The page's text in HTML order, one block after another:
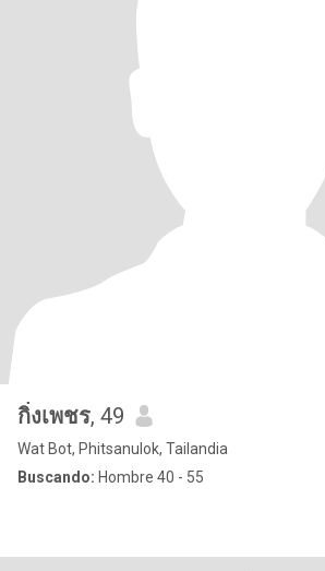
กิ่งเพชร, 49
Wat Bot, Phitsanulok, Tailandia
Buscando: Hombre 40 - 55